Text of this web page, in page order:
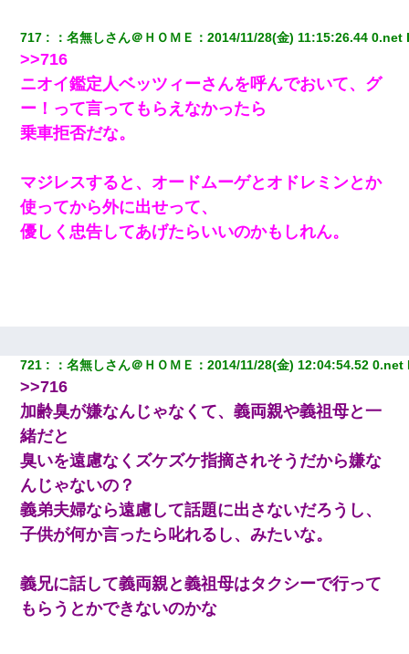
【不幸な結婚式】新郎親族「ブスのくせにドレスなんか着ちゃっ
てさ～ほんと恥ずかしいわよね～（大声」新郎両親「！！！（土
下座」→ 結果・・・
父親がくも膜下出血で突然ﾀﾋ。→母の貯金が0なことが判明。→母
「私を家に置いてほしい、どうか見捨てないで(土下座」俺・嫁
【悲報】姉と入浴中に大きくなってしまった結果ｗｗｗｗｗｗｗ
ｗ
三年働いてたパートを突然クビになった。しかし元職場の主要取
引先のトップが母方の叔父だったので…
父が他界→父のフリン相手『どうか相続を放棄して下さい、昔の
ことは謝ります。ごめんなさい…』私「お子さんはフリン略奪婚
って知ってるの？」相手『 』結果→
彼氏家「うちは墨入れるのが伝統だから。お前も彫れ」 → 結果…
【衝撃】職場に入って来た綺麗な新人さんに職場を案内すること
に → 新人「ドンッ！」私「！？」→ 突然、突き飛ばされて左手
の甲を踏みつけられて…
717 ：名無しさん＠ＨＯＭＥ ：2014/11/28(金) 11:15:26.44 0.net
>>716
ニオイ鑑定人ベッツィーさんを呼んでおいて、グ
ー！って言ってもらえなかったら
乗車拒否だな。
マジレスすると、オードムーゲとオドレミンとか
使ってから外に出せって、
優しく忠告してあげたらいいのかもしれん。
721 ：名無しさん＠ＨＯＭＥ ：2014/11/28(金) 12:04:54.52 0.net
>>716
加齢臭が嫌なんじゃなくて、義両親や義祖母と一
緒だと
臭いを遠慮なくズケズケ指摘されそうだから嫌な
んじゃないの？
義弟夫婦なら遠慮して話題に出さないだろうし、
子供が何か言ったら叱れるし、みたいな。
義兄に話して義両親と義祖母はタクシーで行って
もらうとかできないのかな